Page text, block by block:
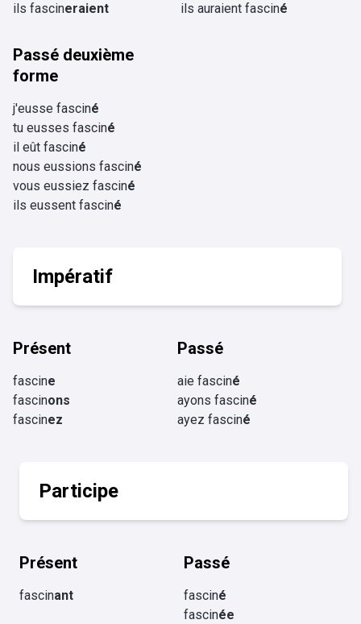
ils fascineraient ils auraient fasciné
Passé deuxième
forme
j'eusse fasciné
tu eusses fasciné
il eût fasciné
nous eussions fasciné
vous eussiez fasciné
ils eussent fasciné
Impératif
Présent
fascine
fascinons
fascinez
Passé
aie fasciné
ayons fasciné
ayez fasciné
Participe
Présent
fascinant
Passé
fasciné
fascinée